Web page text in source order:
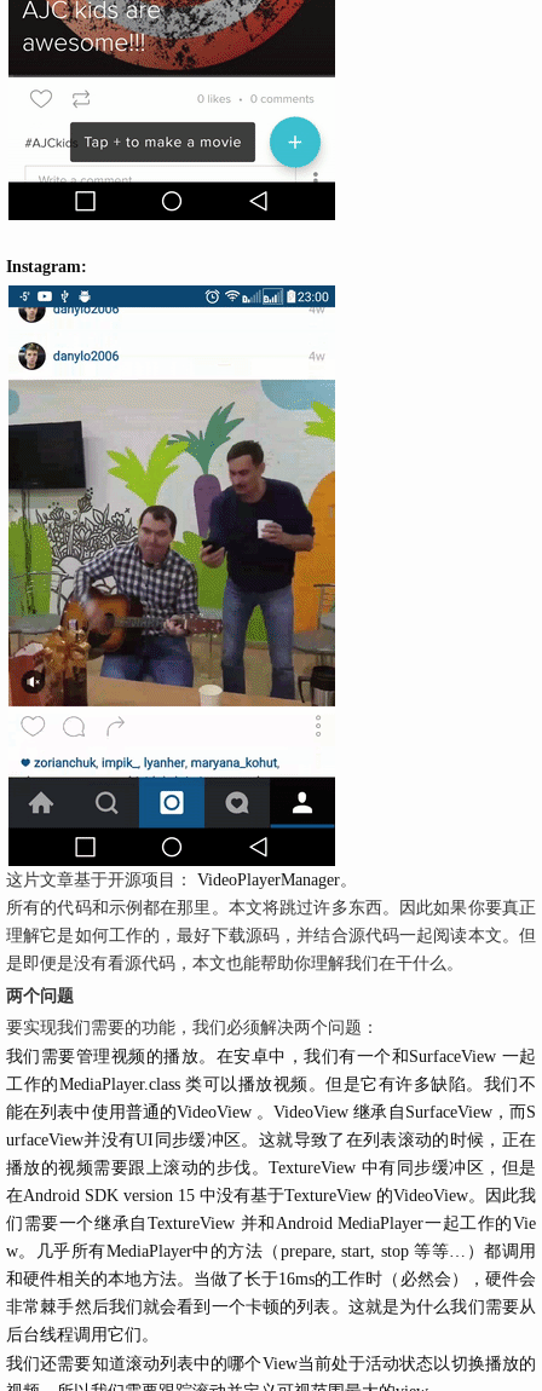
Instagram:
这片文章基于开源项目： VideoPlayerManager。
所有的代码和示例都在那里。本文将跳过许多东西。因此如果你要真正
理解它是如何工作的，最好下载源码，并结合源代码一起阅读本文。但
是即便是没有看源代码，本文也能帮助你理解我们在干什么。
两个问题
要实现我们需要的功能，我们必须解决两个问题：
我们需要管理视频的播放。在安卓中，我们有一个和SurfaceView 一起
工作的MediaPlayer.class 类可以播放视频。但是它有许多缺陷。我们不
能在列表中使用普通的VideoView 。VideoView 继承自SurfaceView，而S
urfaceView并没有UI同步缓冲区。这就导致了在列表滚动的时候，正在
播放的视频需要跟上滚动的步伐。TextureView 中有同步缓冲区，但是
在Android SDK version 15 中没有基于TextureView 的VideoView。
因此我
们需要一个继承自TextureView 并和Android MediaPlayer一起工作的Vie
w。几乎所有MediaPlayer中的方法（prepare, start, stop 等等…）都调用
和硬件相关的本地方法。当做了长于16ms的工作时（必然会），硬件会
非常棘手然后我们就会看到一个卡顿的列表。这就是为什么我们需要从
后台线程调用它们。
我们还需要知道滚动列表中的哪个View当前处于活动状态以切换播放的